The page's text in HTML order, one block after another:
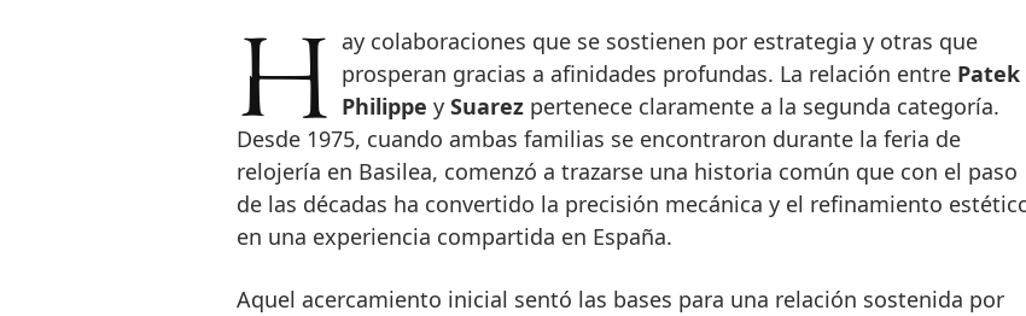
Hay colaboraciones que se sostienen por estrategia y otras que prosperan gracias a afinidades profundas. La relación entre Patek
Philippe y Suarezpertenece claramente a la segunda categoría.
Desde 1975, cuando ambas familias se encontraron durante la feria de
relojería en Basilea, comenzó a trazarse una historia común que con el paso
de las décadas ha convertido la precisión mecánica y el refinamiento
en una experiencia compartida en España.
Aquel acercamiento inicial sentó las bases para una relación sostenida por